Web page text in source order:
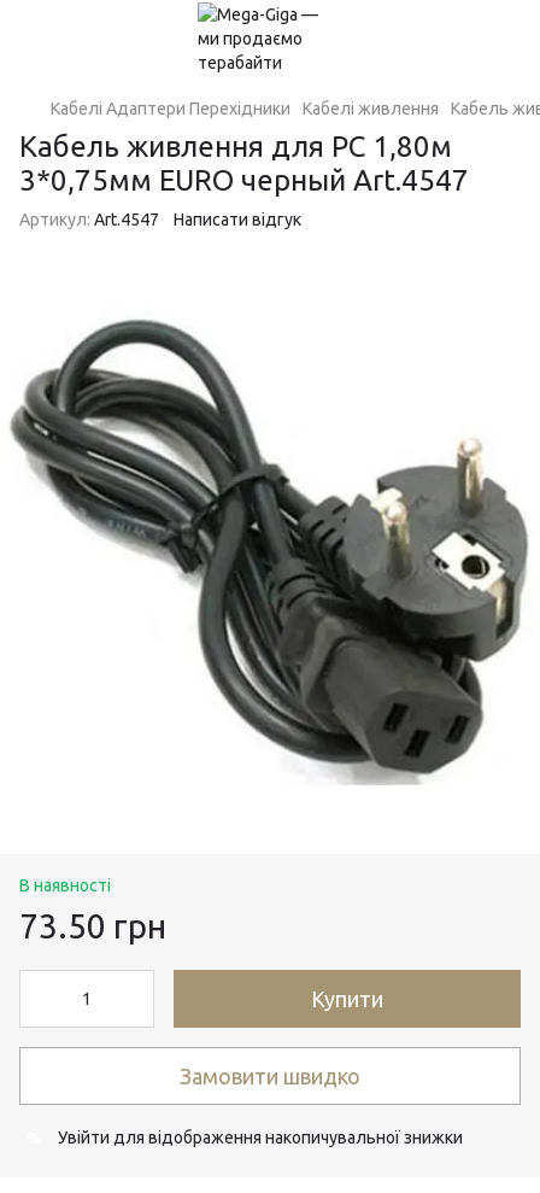
Кабелі Адаптери Перехідники Кабелі живлення Кабель
Кабель живлення для PC 1,80м
3*0,75мм EURO черный Art.4547
Артикул: Art.4547 Написати відгук
В наявності
73.50 грн
Купити
Замовити швидко
Увійти для відображення накопичувальної знижки